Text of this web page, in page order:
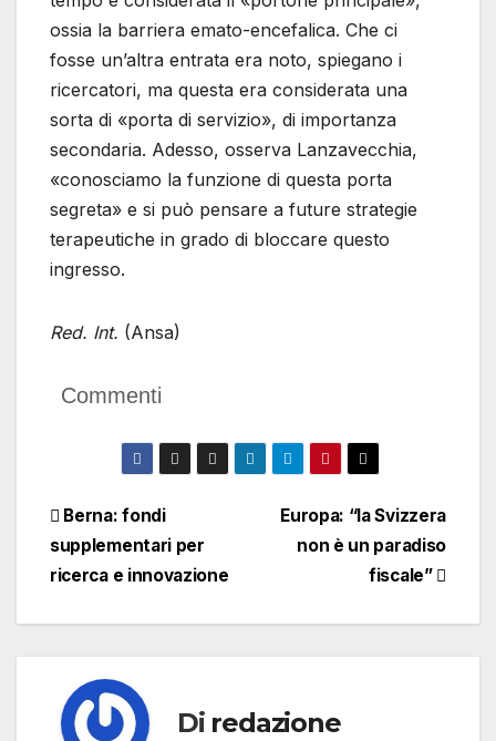
ossia la barriera emato-encefalica. Che ci
fosse un’altra entrata era noto, spiegano i
ricercatori, ma questa era considerata una
sorta di «porta di servizio», di importanza
secondaria. Adesso, osserva Lanzavecchia,
«conosciamo la funzione di questa porta
segreta» e si può pensare a future strategie
terapeutiche in grado di bloccare questo
ingresso.
Red. Int. (Ansa)
Commenti
Navigazione
articoli
Europa: “la Svizzera
non è un paradiso
fiscale”
Berna: fondi
supplementari per
ricerca e innovazione
Di redazione